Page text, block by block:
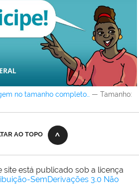
no tamanho completo… — Tamanho:
AO TOPO
está publicado sob a licença
SemDerivações 3.0 Não